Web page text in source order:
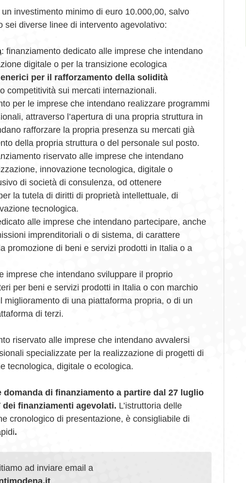
investimento minimo di euro 10.000,00, salvo
sei diverse linee di intervento agevolativo:
: finanziamento dedicato alle imprese che intendano
digitale o per la transizione ecologica
per il rafforzamento della solidità
competitività sui mercati internazionali.
per le imprese che intendano realizzare programmi
attraverso l’apertura di una propria struttura in
rafforzare la propria presenza su mercati già
della propria struttura o del personale sul posto.
riservato alle imprese che intendano
innovazione tecnologica, digitale o
di società di consulenza, od ottenere
la tutela di diritti di proprietà intellettuale, di
tecnologica.
alle imprese che intendano partecipare, anche
imprenditoriali o di sistema, di carattere
promozione di beni e servizi prodotti in Italia o a
imprese che intendano sviluppare il proprio
per beni e servizi prodotti in Italia o con marchio
miglioramento di una piattaforma propria, o di un
di terzi.
riservato alle imprese che intendano avvalersi
specializzate per la realizzazione di progetti di
tecnologica, digitale o ecologica.
di finanziamento a partire dal 27 luglio
dei finanziamenti agevolati. L’istruttoria delle
cronologico di presentazione, è consigliabile di
.
ad inviare email a